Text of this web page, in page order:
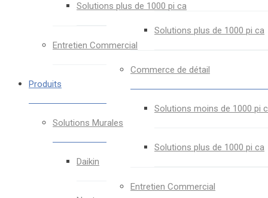
Solutions plus de 1000 pi ca
Entretien Commercial
Produits
Solutions Murales
Daikin
Solutions plus de 1000 pi ca
Commerce de détail
Solutions moins de 1000 pi
Solutions plus de 1000 pi ca
Entretien Commercial